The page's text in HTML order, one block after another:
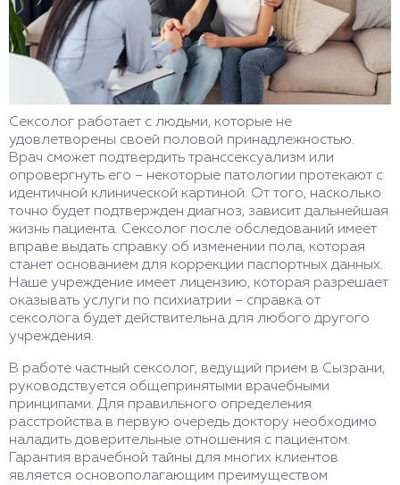
Сексолог работает с людьми, которые не
удовлетворены своей половой принадлежностью.
Врач сможет подтвердить транссексуализм или
опровергнуть его – некоторые патологии протекают с
идентичной клинической картиной. От того, насколько
точно будет подтвержден диагноз, зависит дальнейшая
жизнь пациента. Сексолог после обследований имеет
вправе выдать справку об изменении пола, которая
станет основанием для коррекции паспортных данных.
Наше учреждение имеет лицензию, которая разрешает
оказывать услуги по психиатрии – справка от
сексолога будет действительна для любого другого
учреждения.
В работе частный сексолог, ведущий прием в Сызрани,
руководствуется общепринятыми врачебными
принципами. Для правильного определения
расстройства в первую очередь доктору необходимо
наладить доверительные отношения с пациентом.
Гарантия врачебной тайны для многих клиентов
является основополагающим преимуществом